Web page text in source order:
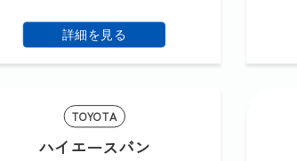
詳細を見る
TOYOTA
ハイエースバン